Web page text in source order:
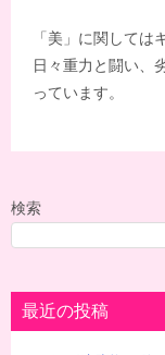
「美」に関しては
日々重力と闘い、
っています。
検索
最近の投稿